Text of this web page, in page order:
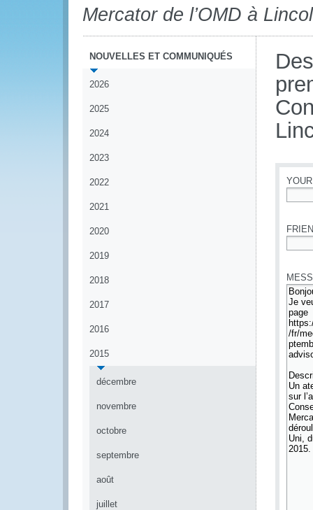
Mercator de l’OMD à
NOUVELLES ET COMMUNIQUÉS
2026
2025
2024
2023
2022
2021
2020
2019
2018
2017
2016
2015
décembre
novembre
octobre
septembre
août
juillet